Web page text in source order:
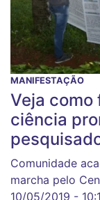
MANIFESTAÇÃO
Veja como
ciência
Comunidade
marcha pelo
10/05/2019 -